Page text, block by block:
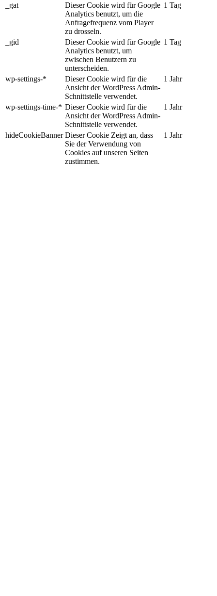
_gat
Dieser Cookie wird für Google
Analytics benutzt, um die
Anfragefrequenz vom Player
zu drosseln.
1 Tag
_gid
Dieser Cookie wird für Google
Analytics benutzt, um
zwischen Benutzern zu
unterscheiden.
1 Tag
wp-settings-*
Dieser Cookie wird für die
Ansicht der WordPress Admin-
Schnittstelle verwendet.
1 Jahr
wp-settings-time-* Dieser Cookie wird für die
Ansicht der WordPress Admin-
Schnittstelle verwendet.
1 Jahr
hideCookieBanner Dieser Cookie Zeigt an, dass
Sie der Verwendung von
Cookies auf unseren Seiten
zustimmen.
1 Jahr